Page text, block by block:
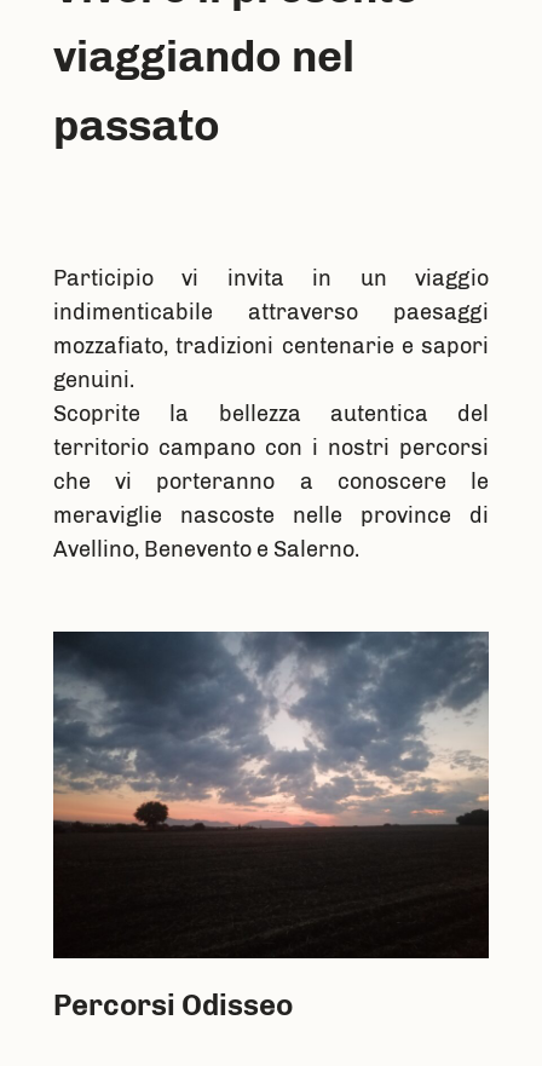
viaggiando nel
passato
Participio vi invita in un viaggio
indimenticabile attraverso paesaggi
mozzafiato, tradizioni centenarie e sapori
genuini.
Scoprite la bellezza autentica del
territorio campano con i nostri percorsi
che vi porteranno a conoscere le
meraviglie nascoste nelle province di
Avellino, Benevento e Salerno.
Percorsi Odisseo